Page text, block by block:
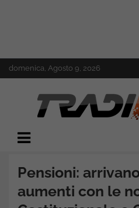
Skip
to
domenica, Agosto 9, 2026
Trading.it
Pensioni:
aumenti con le